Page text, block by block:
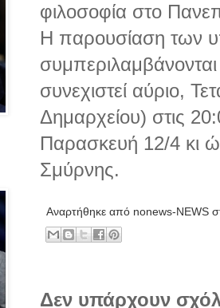
φιλοσοφία στο
Η παρουσίαση των
συνεχιστεί αύριο,
Δημαρχείου) στις
Παρασκευή 12/4 κι
Σμύρνης.
Αναρτήθηκε από nonews-NEWS
Δεν υπάρχουν